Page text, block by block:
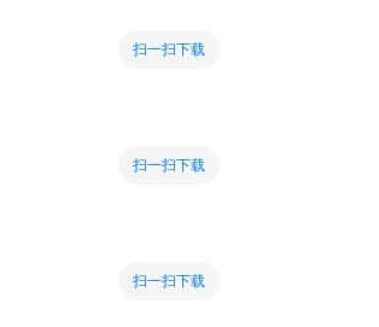
扫一扫下载
扫一扫下载
扫一扫下载